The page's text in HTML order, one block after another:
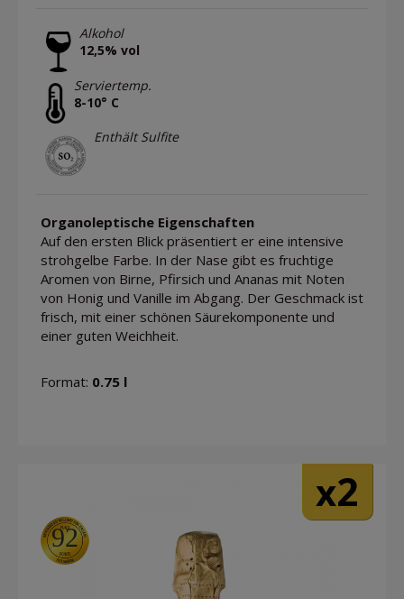
Alkohol
12,5% vol
Serviertemp.
8-10° C
Enthält Sulfite
Organoleptische Eigenschaften
Auf den ersten Blick präsentiert er eine intensive
strohgelbe Farbe. In der Nase gibt es fruchtige
Aromen von Birne, Pfirsich und Ananas mit Noten
von Honig und Vanille im Abgang. Der Geschmack ist
frisch, mit einer schönen Säurekomponente und
einer guten Weichheit.
Format: 0.75 l
92
x2